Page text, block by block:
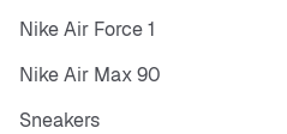
Nike Air Force 1
Nike Air Max 90
Sneakers